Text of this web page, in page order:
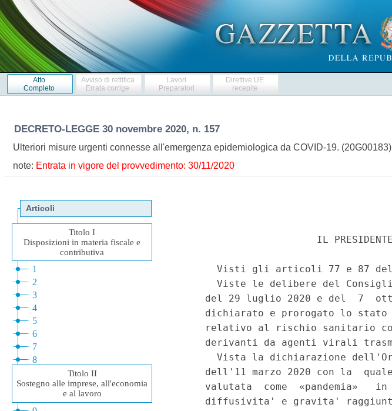
Atto
Completo
Avviso di rettifica
Errata corrige
Lavori
Preparatori
Direttive UE
recepite
DECRETO-LEGGE 30 novembre 2020, n. 157
Ulteriori misure urgenti connesse all'emergenza epidemiologica da COVID-19. (20G00183)
note: Entrata in vigore del provvedimento: 30/11/2020